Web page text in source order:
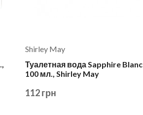
Shirley May
Туалетная вода Sapphire Blanc
100 мл., Shirley May
112 грн